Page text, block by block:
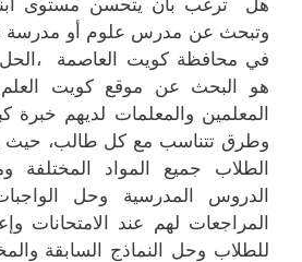
وتبحث عن مدرس علوم أو مدرسة
في محافظة كويت العاصمة
هو البحث عن موقع كويت
المعلمين والمعلمات لديهم خبرة
وطرق تتناسب مع كل طالب، حيث
الطلاب جميع المواد
الدروس المدرسية وحل
المراجعات لهم عند الامتحانات
للطلاب وحل النماذج السابقة